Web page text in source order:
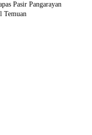
Pasir Pangarayan
Temuan